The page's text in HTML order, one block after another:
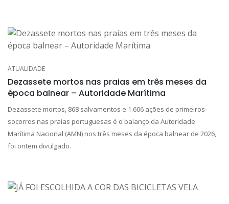
ATUALIDADE
Dezassete mortos nas praias em três meses da
época balnear – Autoridade Marítima
Dezassete mortos, 868 salvamentos e 1.606 ações de primeiros-
socorros nas praias portuguesas é o balanço da Autoridade
Marítima Nacional (AMN) nos três meses da época balnear de 2026,
foi ontem divulgado.